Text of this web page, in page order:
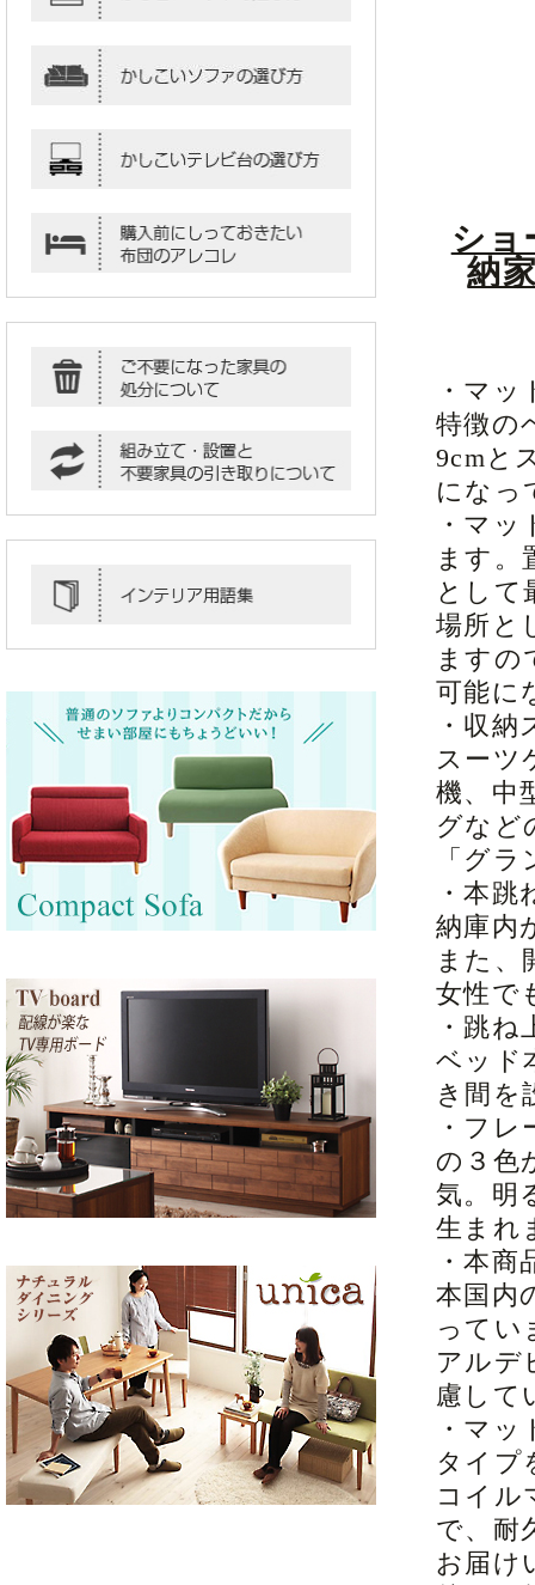
ショ
納
・マ
特徴の
9cmと
になっ
・マ
ます。
として
場所と
ますの
可能に
・収
スーツ
機、中
グなど
「グ
・本
納庫内
また、
女性で
・跳
ベッド
き間を
・フ
の３色
気。明
生まれ
・本
本国内
ってい
アル
慮して
・マ
タイプ
コイル
で、耐
お届け